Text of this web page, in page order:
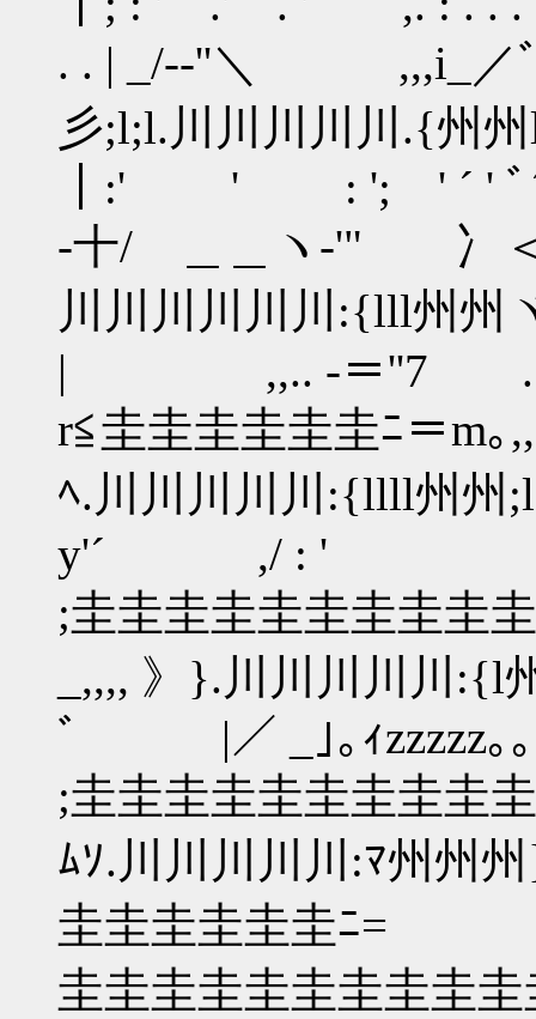
. . | _/-‐''＼ ,,,i_／
彡;l;l.川川川川川.{州
｜:' ' : '; ' ´ ' ﾞ
-十/ ＿＿ヽ-'" 冫
川川川川川川:{lll州
| ,,.. -＝''7
r≦圭圭圭圭圭圭ﾆ＝m｡
ﾍ.川川川川川:{llll州
y'´ ,/ : '
;圭圭圭圭圭圭
_,,,, 》}.川川川川
ﾞ |／ _｣｡ｨzzzzz｡｡
;圭圭圭圭圭圭圭圭
ﾑｿ.川川川川川:ﾏ州
圭圭圭圭圭圭ﾆ=
圭圭圭圭圭圭圭圭圭